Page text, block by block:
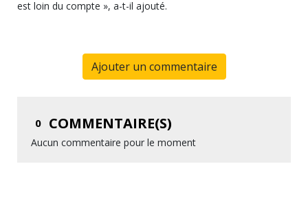
est loin du compte », a-t-il ajouté.
Ajouter un commentaire
0 COMMENTAIRE(S)
Aucun commentaire pour le moment